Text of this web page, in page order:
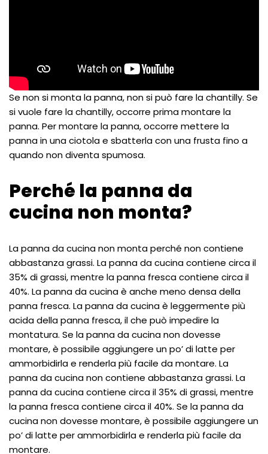
Se non si monta la panna, non si può fare la chantilly. Se
si vuole fare la chantilly, occorre prima montare la
panna. Per montare la panna, occorre mettere la
panna in una ciotola e sbatterla con una frusta fino a
quando non diventa spumosa.
Perché la panna da
cucina non monta?
La panna da cucina non monta perché non contiene
abbastanza grassi. La panna da cucina contiene circa il
35% di grassi, mentre la panna fresca contiene circa il
40%. La panna da cucina è anche meno densa della
panna fresca. La panna da cucina è leggermente più
acida della panna fresca, il che può impedire la
montatura. Se la panna da cucina non dovesse
montare, è possibile aggiungere un po’ di latte per
ammorbidirla e renderla più facile da montare. La
panna da cucina non contiene abbastanza grassi. La
panna da cucina contiene circa il 35% di grassi, mentre
la panna fresca contiene circa il 40%. Se la panna da
cucina non dovesse montare, è possibile aggiungere un
po’ di latte per ammorbidirla e renderla più facile da
montare.